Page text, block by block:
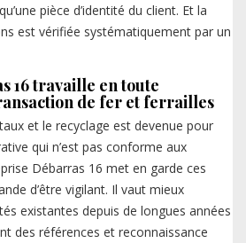
pièce d’identité du client. Et la
est vérifiée systématiquement par un
16 travaille en toute
de fer et ferrailles
et le recyclage est devenue pour
qui n’est pas conforme aux
Débarras 16 met en garde ces
d’être vigilant. Il vaut mieux
existantes depuis de longues années
des références et reconnaissance